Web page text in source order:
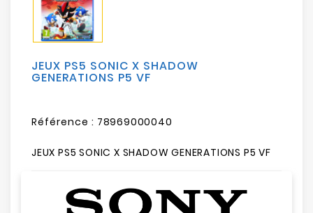
Mobilités
JEUX PS5 SONIC X SHADOW
GENERATIONS P5 VF
Référence : 78969000040
JEUX PS5 SONIC X SHADOW GENERATIONS P5 VF